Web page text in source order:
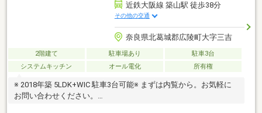
近鉄大阪線 築山駅 徒歩38分
その他の交通
奈良県北葛城郡広陵町大字三吉
2階建て 駐車場あり
駐車3台
システムキッチン
オール電化 所有権
※ 2018年築 5LDK+WIC 駐車3台可能※ まずは内覧から。お気軽に
お問い合わせください。